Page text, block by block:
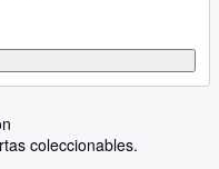
coleccionables.